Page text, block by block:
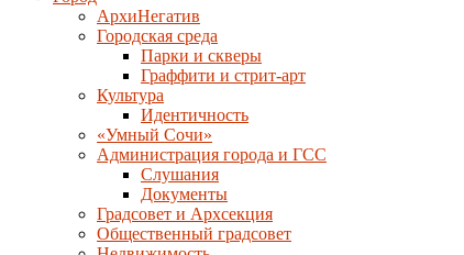
АрхиНегатив
Городская среда
Парки и скверы
Граффити и стрит-арт
Культура
Идентичность
«Умный Сочи»
Администрация города и ГСС
Слушания
Документы
Градсовет и Архсекция
Общественный градсовет